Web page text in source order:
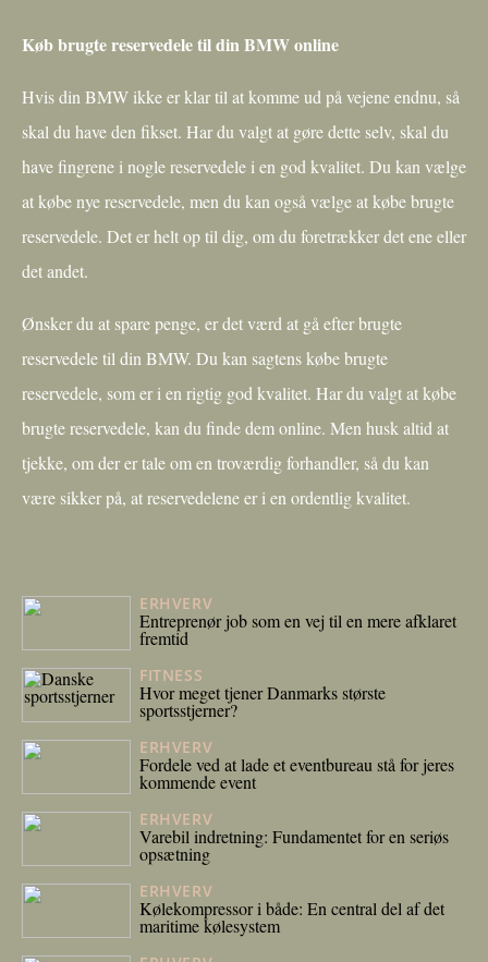
Køb brugte reservedele til din BMW online
Hvis din BMW ikke er klar til at komme ud på vejene endnu, så
skal du have den fikset. Har du valgt at gøre dette selv, skal du
have fingrene i nogle reservedele i en god kvalitet. Du kan vælge
at købe nye reservedele, men du kan også vælge at købe brugte
reservedele. Det er helt op til dig, om du foretrækker det ene eller
det andet.
Ønsker du at spare penge, er det værd at gå efter brugte
reservedele til din BMW. Du kan sagtens købe brugte
reservedele, som er i en rigtig god kvalitet. Har du valgt at købe
brugte reservedele, kan du finde dem online. Men husk altid at
tjekke, om der er tale om en troværdig forhandler, så du kan
være sikker på, at reservedelene er i en ordentlig kvalitet.
ERHVERV
Entreprenør job som en vej til en mere afklaret
fremtid
FITNESS
Hvor meget tjener Danmarks største
sportsstjerner?
ERHVERV
Fordele ved at lade et eventbureau stå for jeres
kommende event
ERHVERV
Varebil indretning: Fundamentet for en seriøs
opsætning
ERHVERV
Kølekompressor i både: En central del af det
maritime kølesystem